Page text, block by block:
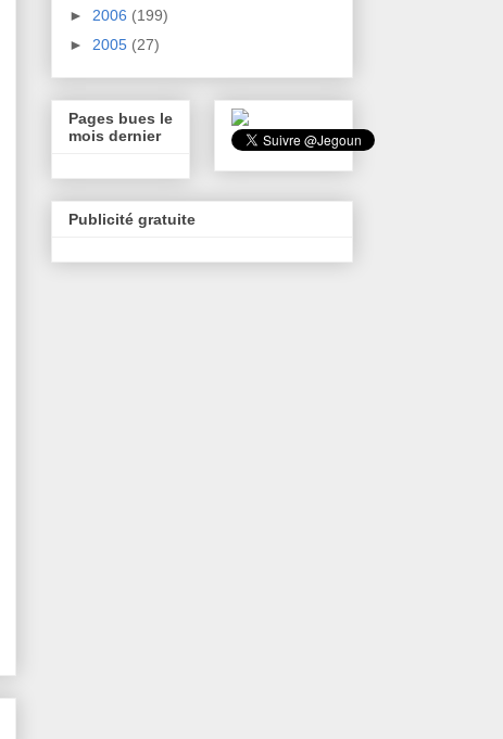
► 2006 (199)
► 2005 (27)
Pages bues le
mois dernier
Publicité gratuite